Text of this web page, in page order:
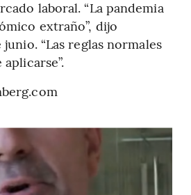
laboral. “La pandemia
extraño”, dijo
“Las reglas normales